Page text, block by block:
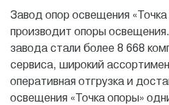
Завод опор освещения «Точка
производит опоры
завода стали более 8 668
сервиса, широкий
оперативная отгрузка и
освещения «Точка опоры»